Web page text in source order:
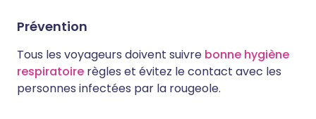
Prévention
Tous les voyageurs doivent suivre bonne hygiène
respiratoire règles et évitez le contact avec les
personnes infectées par la rougeole.